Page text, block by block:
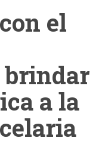
el
a la